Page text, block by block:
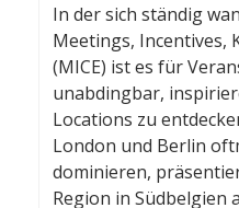
In der sich ständig
Meetings, Incentives,
(MICE) ist es für
unabdingbar,
Locations zu
London und Berlin
dominieren,
Region in Südbelgien